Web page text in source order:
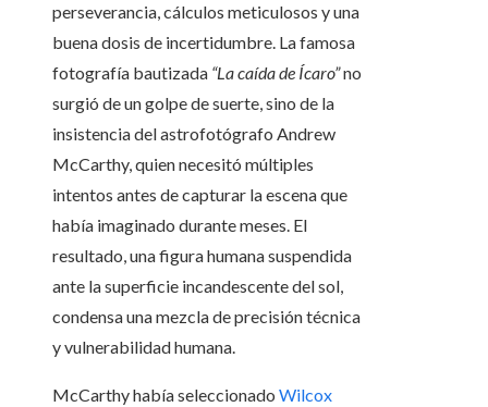
perseverancia, cálculos meticulosos y una
buena dosis de incertidumbre. La famosa
fotografía bautizada “La caída de Ícaro”no
surgió de un golpe de suerte, sino de la
insistencia del astrofotógrafo Andrew
McCarthy, quien necesitó múltiples
intentos antes de capturar la escena que
había imaginado durante meses. El
resultado, una figura humana suspendida
ante la superficie incandescente del sol,
condensa una mezcla de precisión técnica
y vulnerabilidad humana.
McCarthy había seleccionado Wilcox